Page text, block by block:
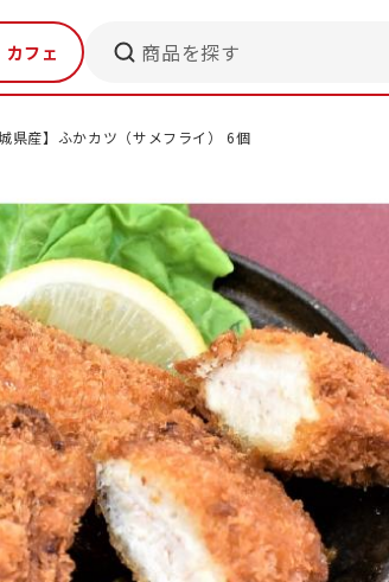
商品を探す
城県産】ふかカツ（サメフライ） 6個